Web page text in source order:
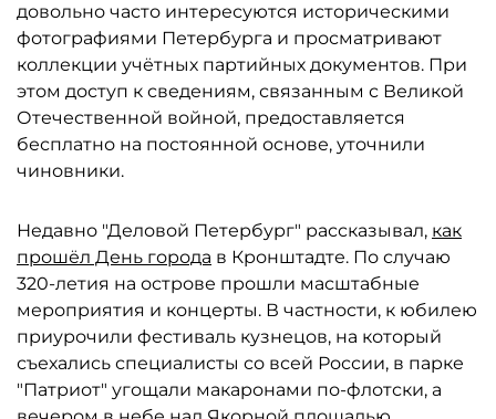
довольно часто интересуются историческими
фотографиями Петербурга и просматривают
коллекции учётных партийных документов. При
этом доступ к сведениям, связанным с Великой
Отечественной войной, предоставляется
бесплатно на постоянной основе, уточнили
чиновники.
Недавно "Деловой Петербург" рассказывал, как
прошёл День города в Кронштадте. По случаю
320-летия на острове прошли масштабные
мероприятия и концерты. В частности, к юбилею
приурочили фестиваль кузнецов, на который
съехались специалисты со всей России, в парке
"Патриот" угощали макаронами по-флотски, а